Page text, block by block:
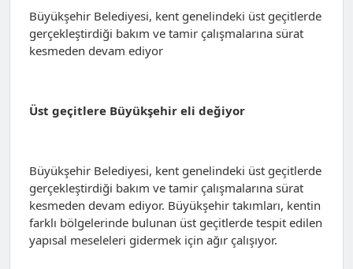
Büyükşehir Belediyesi, kent genelindeki üst geçitlerde
gerçekleştirdiği bakım ve tamir çalışmalarına sürat
kesmeden devam ediyor
Üst geçitlere Büyükşehir eli değiyor
Büyükşehir Belediyesi, kent genelindeki üst geçitlerde
gerçekleştirdiği bakım ve tamir çalışmalarına sürat
kesmeden devam ediyor. Büyükşehir takımları, kentin
farklı bölgelerinde bulunan üst geçitlerde tespit edilen
yapısal meseleleri gidermek için ağır çalışıyor.